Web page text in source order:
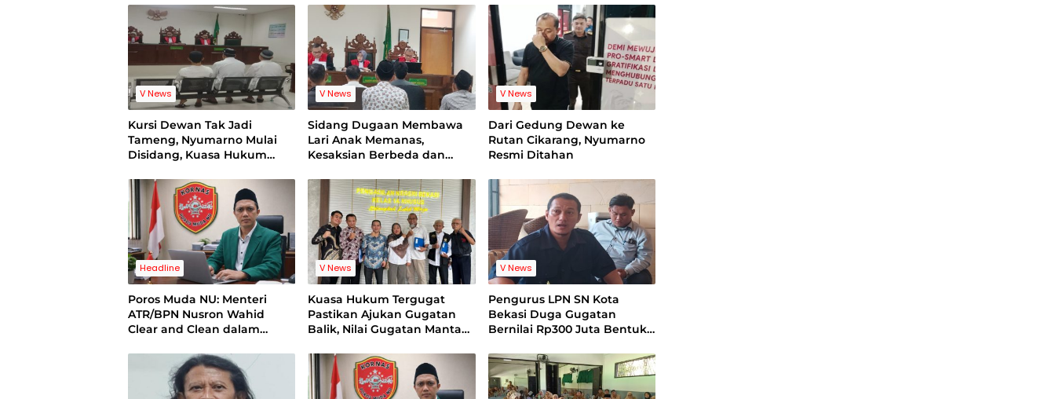
V News
Kursi Dewan Tak Jadi
Tameng, Nyumarno Mulai
Disidang, Kuasa Hukum
Bebas Intervensi
V News
Sidang Dugaan Membawa
Lari Anak Memanas,
Kesaksian Berbeda dan
V News
Dari Gedung Dewan ke
Rutan Cikarang, Nyumarno
Resmi Ditahan
Headline
Poros Muda NU: Menteri
ATR/BPN Nusron Wahid
Clear and Clean dalam
V News
Kuasa Hukum Tergugat
Pastikan Ajukan Gugatan
Balik, Nilai Gugatan Mantan
Standing
V News
Pengurus LPN SN Kota
Bekasi Duga Gugatan
Bernilai Rp300 Juta Bentuk
Lembaga